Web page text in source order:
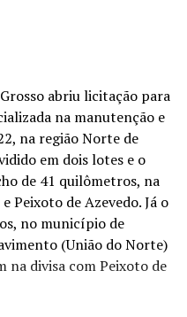
abriu licitação para
na manutenção e
na região Norte de
em dois lotes e o
de 41 quilômetros, na
Peixoto de Azevedo. Já o
no município de
(União do Norte)
na divisa com Peixoto de